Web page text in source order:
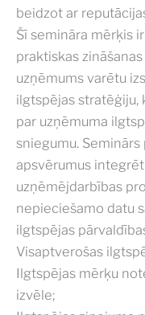
beidzot ar
Šī semināra mērķis
praktiskas
uzņēmums varētu
ilgtspējas stratēģiju,
par uzņēmuma
sniegumu.
apsvērumus
uzņēmējdarbības
nepieciešamo datu
ilgtspējas
Visaptverošas
Ilgtspējas mērķu
izvēle;